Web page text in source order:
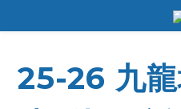
25-26 九